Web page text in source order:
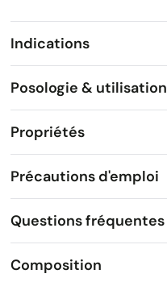
Indications
Posologie & utilisation
Propriétés
Précautions d'emploi
Questions fréquentes
Composition